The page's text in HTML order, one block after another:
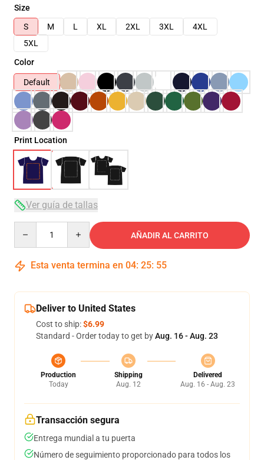
Size
S
M L XL 2XL 3XL
4XL
5XL
Color
Default
Print Location
Ver guía de tallas
AÑADIR AL CARRITO
Esta venta termina en 04: 25: 54
Deliver to United States
Cost to ship:$6.99
Standard - Order today to get byAug. 16 - Aug. 23
Production
Today
Shipping
Aug. 12
Delivered
Aug. 16 - Aug. 23
Transacción segura
Entrega mundial a tu puerta
Número de seguimiento proporcionado para todos los